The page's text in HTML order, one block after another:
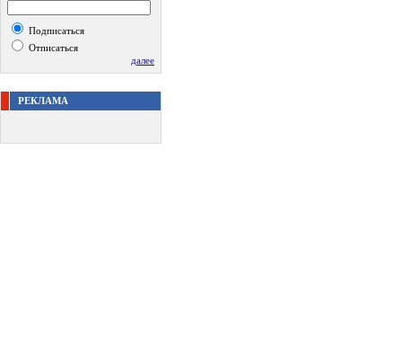
Подписаться
Отписаться
далее
РЕКЛАМА